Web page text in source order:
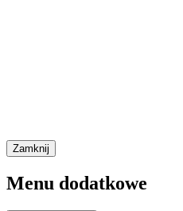
Zamknij
Menu dodatkowe